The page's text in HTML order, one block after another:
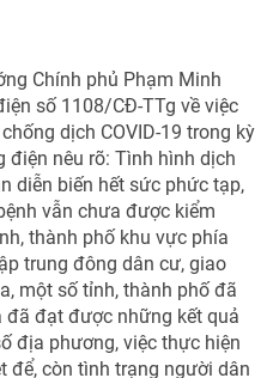
Chính phủ Phạm Minh
số 1108/CĐ-TTg về việc
dịch COVID-19 trong kỳ
điện nêu rõ: Tình hình dịch
diễn biến hết sức phức tạp,
vẫn chưa được kiểm
thành phố khu vực phía
trung đông dân cư, giao
một số tỉnh, thành phố đã
đã đạt được những kết quả
địa phương, việc thực hiện
để, còn tình trạng người dân